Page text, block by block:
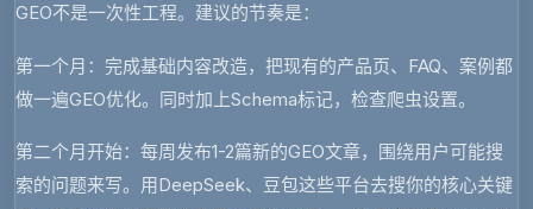
GEO不是一次性工程。建议的节奏是：
第一个月：完成基础内容改造，把现有的产品页、FAQ、案例都
做一遍GEO优化。同时加上Schema标记，检查爬虫设置。
第二个月开始：每周发布1-2篇新的GEO文章，围绕用户可能搜
索的问题来写。用DeepSeek、豆包这些平台去搜你的核心关键